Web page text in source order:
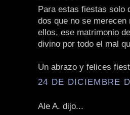
Para estas fiestas solo
dos que no se
ellos, ese matrimonio
divino por todo el mal
Un abrazo y felices
24 DE DICIEMBRE
Ale A. dijo...